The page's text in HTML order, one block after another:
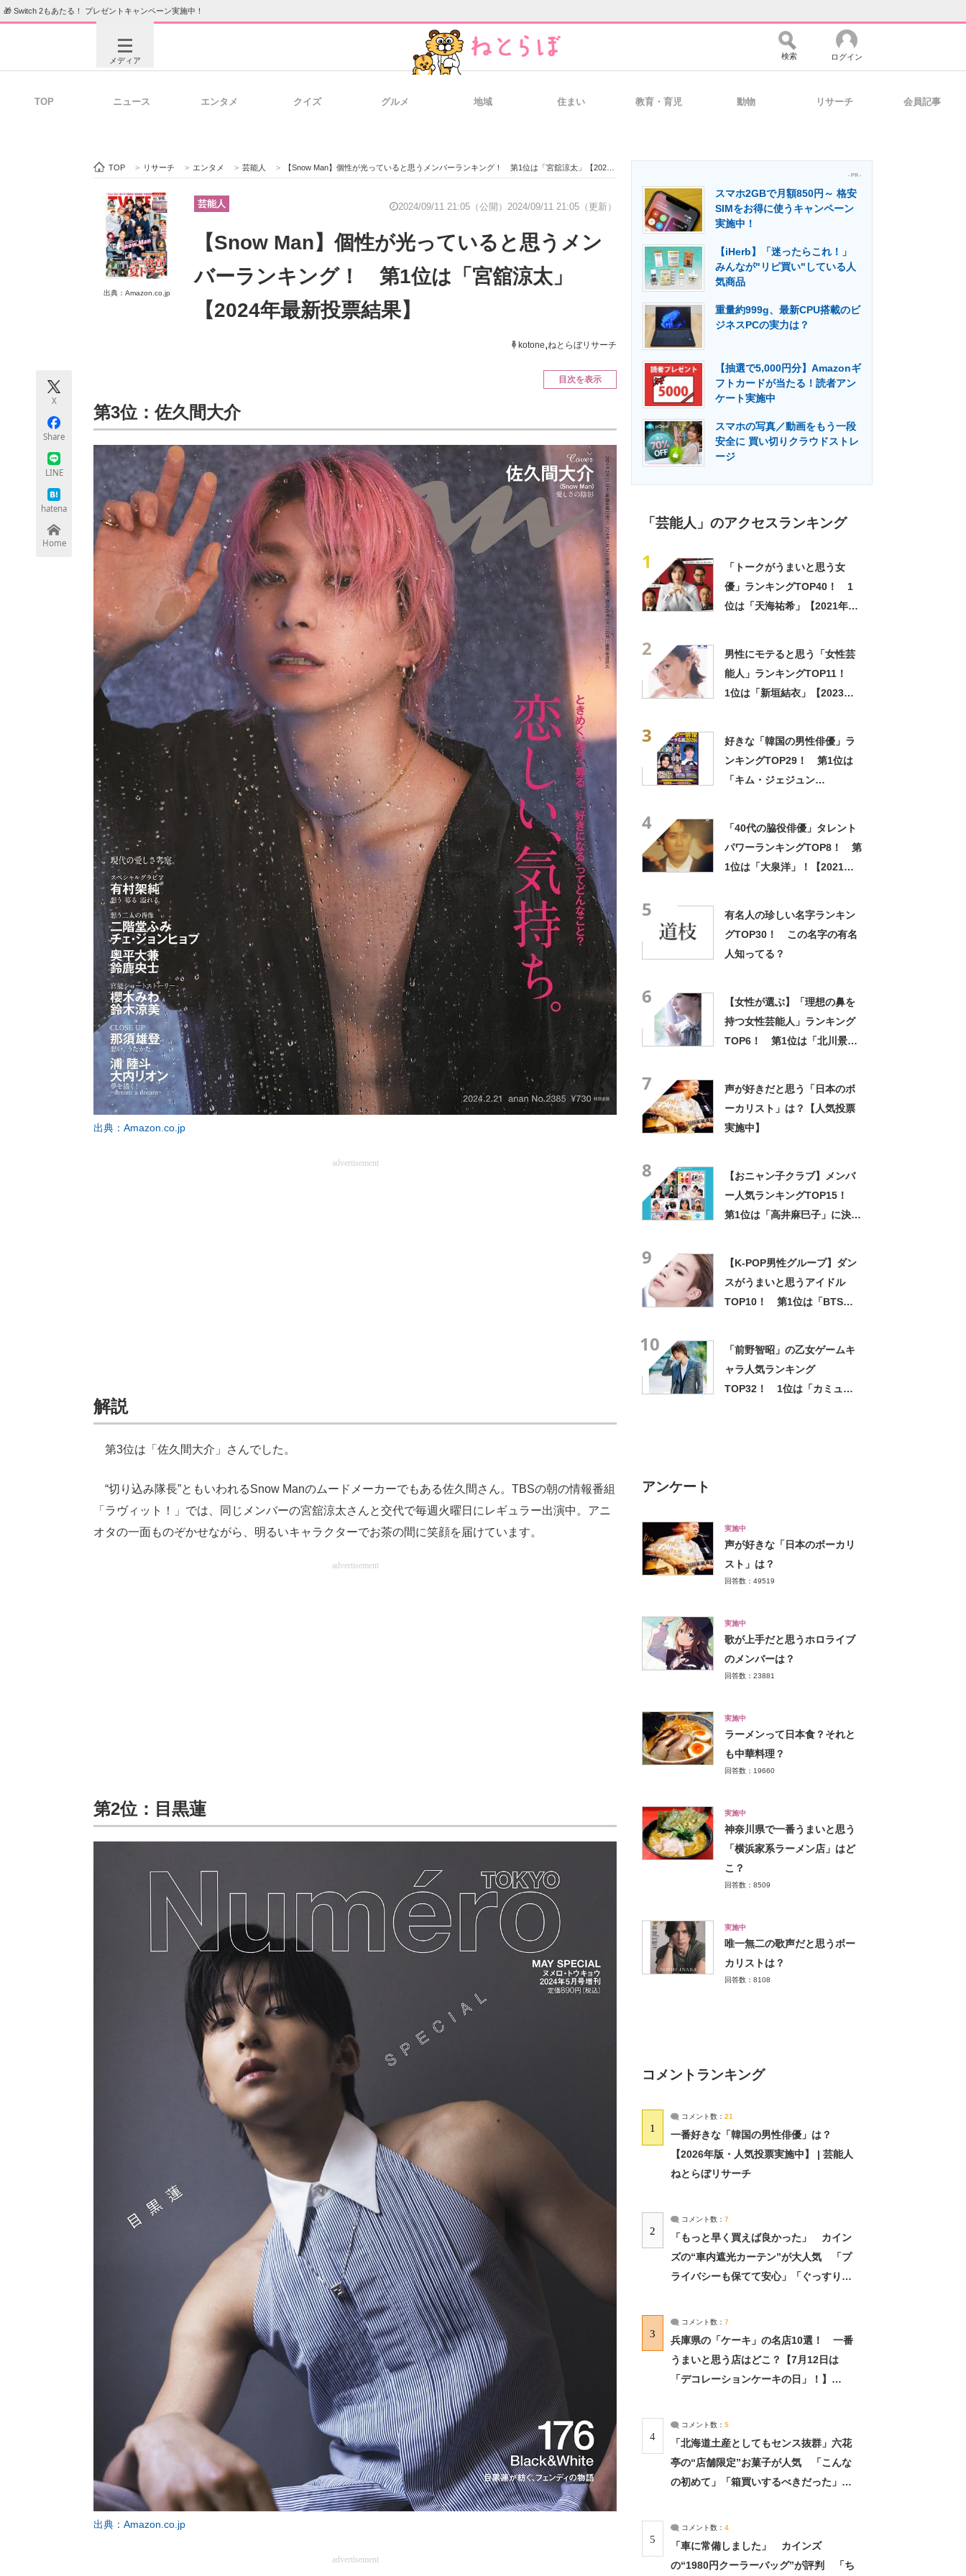
🎁 Switch 2もあたる！ プレゼントキャンペーン実施中！
メディア
ビジネスと働き方のヒント 経営リーダーのコミュニティ マーケ×ITの今がよく分かる
ITエンジニア向け専門サイト IT製品の技術・比較・事例 製造業のIT導入・活用を支援
エネルギーの専門メディア 建設×テクノロジーの最前線
検索 ログイン
TOP ニュース エンタメ クイズ グルメ 地域 住まい 教育・育児 動物 リサーチ 会員記事
TOP > リサーチ > エンタメ > 芸能人 > 【Snow Man】個性が光っていると思うメンバーランキング！ 第1位は「宮舘涼太」【2024年最新投票結果】
出典：Amazon.co.jp
芸能人 2024/09/11 21:05（公開） 2024/09/11 21:05（更新）
【Snow Man】個性が光っていると思うメン
バーランキング！ 第1位は「宮舘涼太」
【2024年最新投票結果】
kotone,ねとらぼリサーチ
X
Share
LINE
hatena
Home
目次を表示
第3位：佐久間大介
出典：Amazon.co.jp
advertisement
解説
第3位は「佐久間大介」さんでした。
“切り込み隊長”ともいわれるSnow Manのムードメーカーでもある佐久間さん。TBSの朝の情報番組
「ラヴィット！」では、同じメンバーの宮舘涼太さんと交代で毎週火曜日にレギュラー出演中。アニ
オタの一面ものぞかせながら、明るいキャラクターでお茶の間に笑顔を届けています。
advertisement
第2位：目黒蓮
出典：Amazon.co.jp
advertisement
- PR -
スマホ2GBで月額850円～ 格安
SIMをお得に使うキャンペーン
実施中！
【iHerb】「迷ったらこれ！」
みんなが"リピ買い"している人
気商品
重量約999g、最新CPU搭載のビ
ジネスPCの実力は？
【抽選で5,000円分】Amazonギ
フトカードが当たる！読者アン
ケート実施中
スマホの写真／動画をもう一段
安全に 買い切りクラウドストレ
ージ
「芸能人」のアクセスランキング
1
「トークがうまいと思う女
優」ランキングTOP40！ 1
位は「天海祐希」【2021年最
2
男性にモテると思う「女性芸
能人」ランキングTOP11！
1位は「新垣結衣」【2023年
3
好きな「韓国の男性俳優」ラ
ンキングTOP29！ 第1位は
「キム・ジェジュン
4
「40代の脇役俳優」タレント
パワーランキングTOP8！ 第
1位は「大泉洋」！【2021年5
5
有名人の珍しい名字ランキン
グTOP30！ この名字の有名
人知ってる？
6
【女性が選ぶ】「理想の鼻を
持つ女性芸能人」ランキング
TOP6！ 第1位は「北川景
7
声が好きだと思う「日本のボ
ーカリスト」は？【人気投票
実施中】
8
【おニャン子クラブ】メンバ
ー人気ランキングTOP15！
第1位は「高井麻巳子」に決
9
【K-POP男性グループ】ダン
スがうまいと思うアイドル
TOP10！ 第1位は「BTS
10
「前野智昭」の乙女ゲームキ
ャラ人気ランキング
TOP32！ 1位は「カミュ
アンケート
実施中
声が好きな「日本のボーカリ
スト」は？
回答数：49519
実施中
歌が上手だと思うホロライブ
のメンバーは？
回答数：23881
実施中
ラーメンって日本食？それと
も中華料理？
回答数：19660
実施中
神奈川県で一番うまいと思う
「横浜家系ラーメン店」はど
こ？
回答数：8509
実施中
唯一無二の歌声だと思うボー
カリストは？
回答数：8108
コメントランキング
1
コメント数： 21
一番好きな「韓国の男性俳優」は？
【2026年版・人気投票実施中】 | 芸能人
ねとらぼリサーチ
2
コメント数： 7
「もっと早く買えば良かった」 カイン
ズの“車内遮光カーテン”が大人気 「プ
ライバシーも保てて安心」「ぐっすり眠
3
コメント数： 7
兵庫県の「ケーキ」の名店10選！ 一番
うまいと思う店はどこ？【7月12日は
「デコレーションケーキの日」！】
4
コメント数： 5
「北海道土産としてもセンス抜群」六花
亭の“店舗限定”お菓子が人気 「こんな
の初めて」「箱買いするべきだった」
5
コメント数： 4
「車に常備しました」 カインズ
の“1980円クーラーバッグ”が評判 「ち